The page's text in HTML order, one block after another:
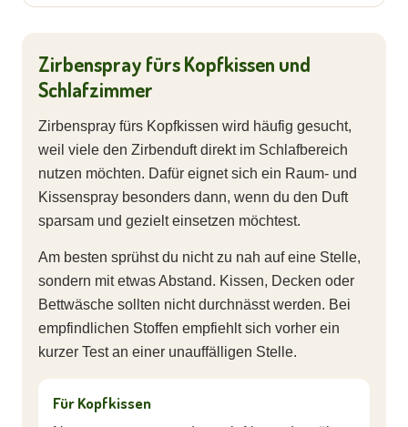
Zirbenspray fürs Kopfkissen und
Schlafzimmer
Zirbenspray fürs Kopfkissen wird häufig gesucht,
weil viele den Zirbenduft direkt im Schlafbereich
nutzen möchten. Dafür eignet sich ein Raum- und
Kissenspray besonders dann, wenn du den Duft
sparsam und gezielt einsetzen möchtest.
Am besten sprühst du nicht zu nah auf eine Stelle,
sondern mit etwas Abstand. Kissen, Decken oder
Bettwäsche sollten nicht durchnässt werden. Bei
empfindlichen Stoffen empfiehlt sich vorher ein
kurzer Test an einer unauffälligen Stelle.
Für Kopfkissen